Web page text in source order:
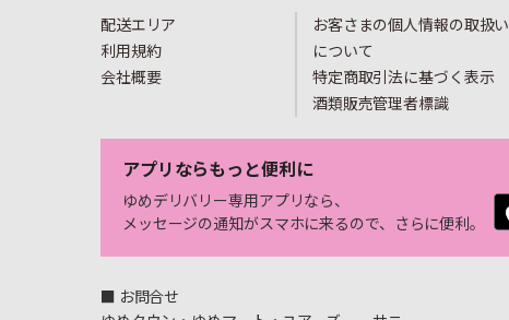
配送エリア
利用規約
会社概要
お客さまの個人情報の取扱い
について
特定商取引法に基づく表示
酒類販売管理者標識
アプリならもっと便利に
ゆめデリバリー専用アプリなら、
メッセージの通知がスマホに来るので、さらに便利。
■ お問合せ